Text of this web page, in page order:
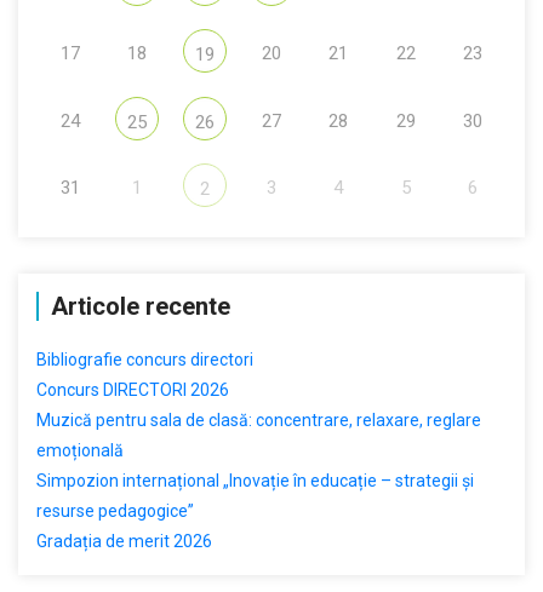
17 18 19 20 21 22 23
24 25 26 27 28 29 30
31 1 2 3 4 5 6
Articole recente
Bibliografie concurs directori
Concurs DIRECTORI 2026
Muzică pentru sala de clasă: concentrare, relaxare, reglare
emoțională
Simpozion internațional „Inovație în educație – strategii și
resurse pedagogice”
Gradația de merit 2026